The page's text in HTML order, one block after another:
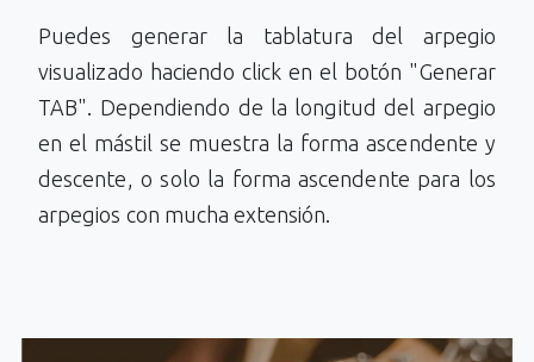
Puedes generar la tablatura del arpegio
visualizado haciendo click en el botón "Generar
TAB". Dependiendo de la longitud del arpegio
en el mástil se muestra la forma ascendente y
descente, o solo la forma ascendente para los
arpegios con mucha extensión.